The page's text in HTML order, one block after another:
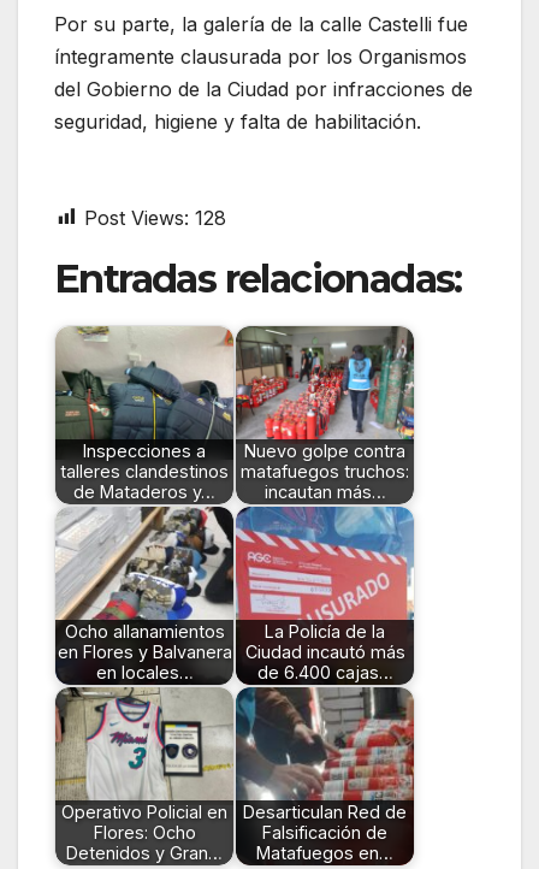
Por su parte, la galería de la calle Castelli fue
íntegramente clausurada por los Organismos
del Gobierno de la Ciudad por infracciones de
seguridad, higiene y falta de habilitación.
Post Views: 128
Entradas relacionadas:
Inspecciones a
talleres clandestinos
de Mataderos y…
Nuevo golpe contra
matafuegos truchos:
incautan más…
Ocho allanamientos
en Flores y Balvanera
en locales…
La Policía de la
Ciudad incautó más
de 6.400 cajas…
Operativo Policial en
Flores: Ocho
Detenidos y Gran…
Desarticulan Red de
Falsificación de
Matafuegos en…